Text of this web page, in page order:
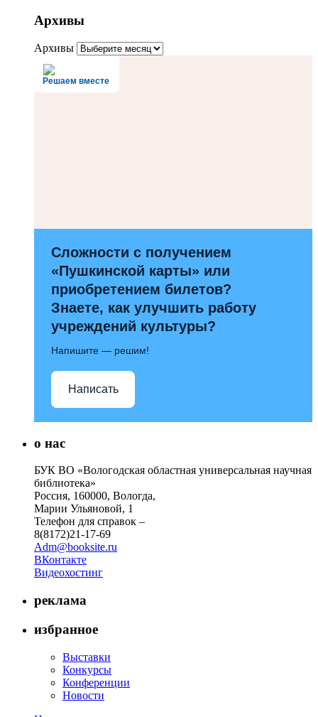
Архивы
Архивы
Решаем вместе
Сложности с получением
«Пушкинской карты» или
приобретением билетов?
Знаете, как улучшить работу
учреждений культуры?
Напишите — решим!
Написать
о нас
БУК ВО «Вологодская областная универсальная научная
библиотека»
Россия, 160000, Вологда,
Марии Ульяновой, 1
Телефон для справок –
8(8172)21-17-69
Adm@booksite.ru
ВКонтакте
Видеохостинг
реклама
избранное
Выставки
Конкурсы
Конференции
Новости